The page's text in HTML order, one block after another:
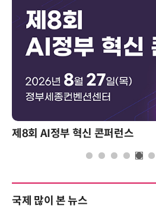
제8회 AI정부 혁신 콘퍼런스
국제 많이 본 뉴스